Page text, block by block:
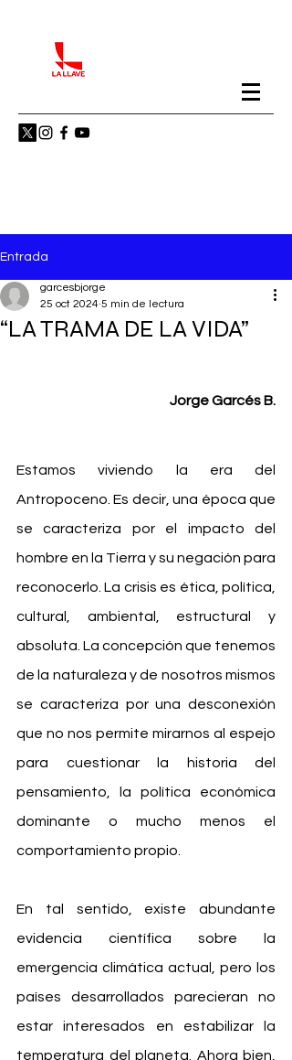
Entrada
“LA TRAMA DE LA VIDA”
garcesbjorge
25 oct 2024 5 min de lectura
Jorge Garcés B.
Estamos viviendo la era del
Antropoceno. Es decir, una época que
se caracteriza por el impacto del
hombre en la Tierra y su negación para
reconocerlo. La crisis es ética, política,
cultural, ambiental, estructural y
absoluta. La concepción que tenemos
de la naturaleza y de nosotros mismos
se caracteriza por una desconexión
que no nos permite mirarnos al espejo
para cuestionar la historia del
pensamiento, la política económica
dominante o mucho menos el
comportamiento propio.
En tal sentido, existe abundante
evidencia científica sobre la
emergencia climática actual, pero los
países desarrollados parecieran no
estar interesados en estabilizar la
temperatura del planeta. Ahora bien,